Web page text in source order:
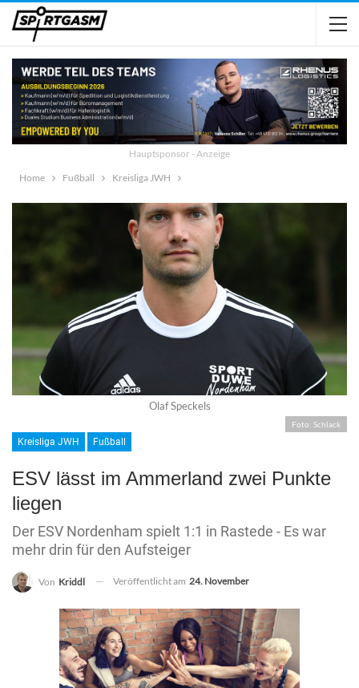
Hauptsponsor - Anzeige
Home
Fußball Kreisliga JWH
Olaf Speckels
Foto: Schlack
Kreisliga JWH Fußball
ESV lässt im Ammerland zwei Punkte
liegen
Der ESV Nordenham spielt 1:1 in Rastede - Es war
mehr drin für den Aufsteiger
Von Kriddl Veröffentlicht am 24. November